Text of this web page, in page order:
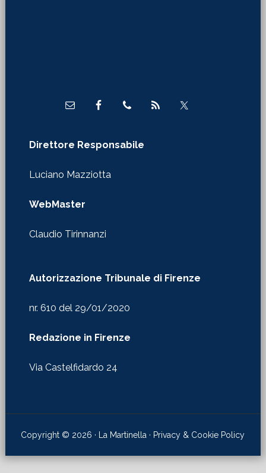
WebMaster
Claudio Tirinnanzi
Redazione in Firenze
Via Castelfidardo 24